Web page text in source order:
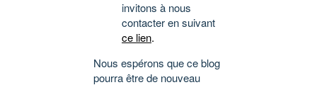
invitons à nous
contacter en suivant
ce lien.
Nous espérons que ce blog
pourra être de nouveau